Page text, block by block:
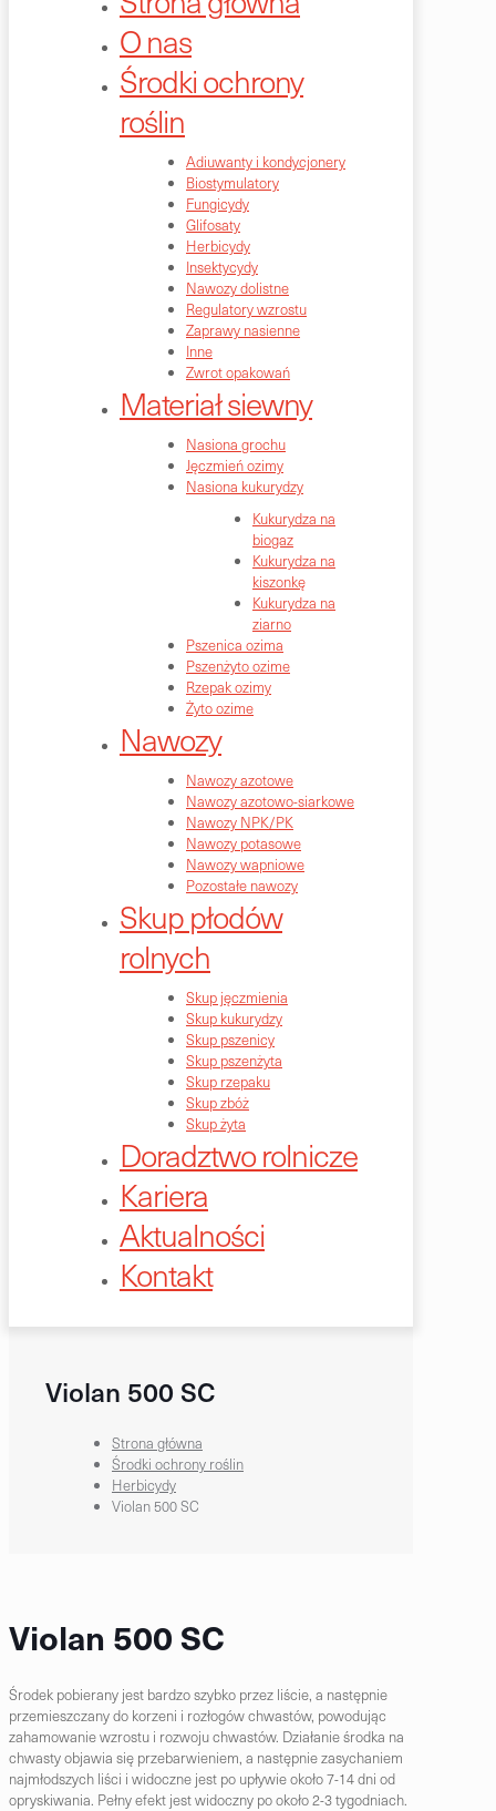
O nas
Środki ochrony
roślin
Adiuwanty i kondycjonery
Biostymulatory
Fungicydy
Glifosaty
Herbicydy
Insektycydy
Nawozy dolistne
Regulatory wzrostu
Zaprawy nasienne
Inne
Zwrot opakowań
Materiał siewny
Nasiona grochu
Jęczmień ozimy
Nasiona kukurydzy
Kukurydza na
biogaz
Kukurydza na
kiszonkę
Kukurydza na
ziarno
Pszenica ozima
Pszenżyto ozime
Rzepak ozimy
Żyto ozime
Nawozy
Nawozy azotowe
Nawozy azotowo-siarkowe
Nawozy NPK/PK
Nawozy potasowe
Nawozy wapniowe
Pozostałe nawozy
Skup płodów
rolnych
Skup jęczmienia
Skup kukurydzy
Skup pszenicy
Skup pszenżyta
Skup rzepaku
Skup zbóż
Skup żyta
Doradztwo rolnicze
Kariera
Aktualności
Kontakt
Violan 500 SC
Strona główna
Środki ochrony roślin
Herbicydy
Violan 500 SC
Violan 500 SC
Środek pobierany jest bardzo szybko przez liście, a następnie
przemieszczany do korzeni i rozłogów chwastów, powodując
zahamowanie wzrostu i rozwoju chwastów. Działanie środka na
chwasty objawia się przebarwieniem, a następnie zasychaniem
najmłodszych liści i widoczne jest po upływie około 7-14 dni od
opryskiwania. Pełny efekt jest widoczny po około 2-3 tygodniach.